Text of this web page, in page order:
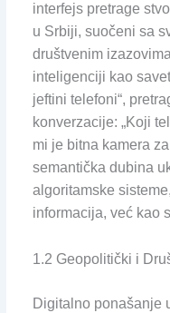
interfejs pretrage
u Srbiji, suočeni sa
društvenim
inteligenciji kao
jeftini telefoni“,
konverzacije: „Koji
mi je bitna kamera
semantička dubina
algoritamske
informacija, već kao
1.2 Geopolitički i
Digitalno ponašanje